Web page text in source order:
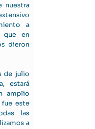
nuestra
a
que en
dieron
de julio
estará
amplio
este
las
a